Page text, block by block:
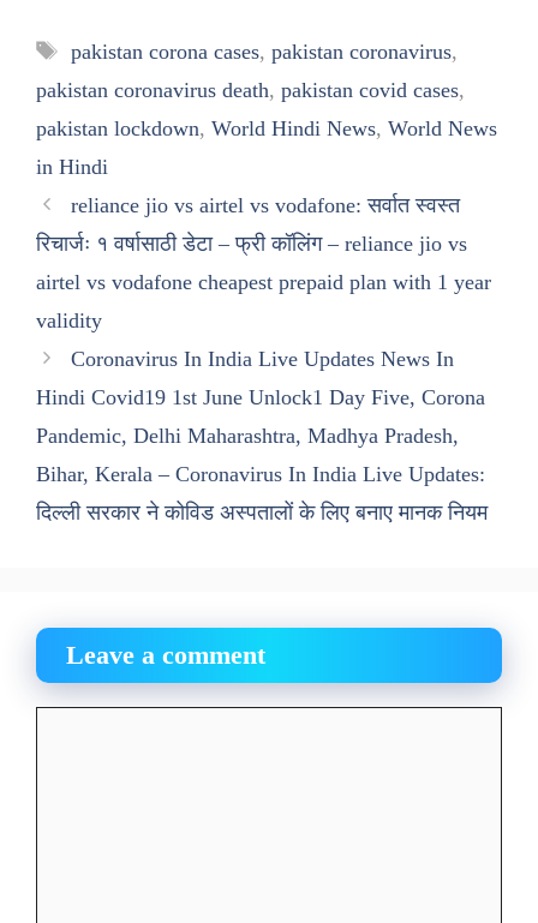
Tags
pakistan corona cases, pakistan coronavirus,
pakistan coronavirus death, pakistan covid cases,
pakistan lockdown, World Hindi News, World News
in Hindi
reliance jio vs airtel vs vodafone: सर्वात स्वस्त
रिचार्जः १ वर्षासाठी डेटा – फ्री कॉलिंग – reliance jio vs
airtel vs vodafone cheapest prepaid plan with 1 year
validity
Coronavirus In India Live Updates News In
Hindi Covid19 1st June Unlock1 Day Five, Corona
Pandemic, Delhi Maharashtra, Madhya Pradesh,
Bihar, Kerala – Coronavirus In India Live Updates:
दिल्ली सरकार ने कोविड अस्पतालों के लिए बनाए मानक नियम
Leave a comment